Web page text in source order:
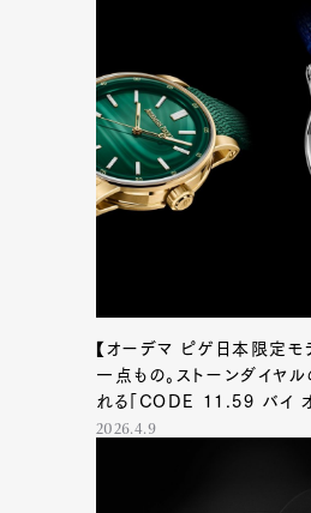
【オーデマ ピゲ日本限定モ
一点もの。ストーンダイヤ
れる「CODE 11.59 バイ
ゲ」日本限定&先行発売モ
2026.4.9